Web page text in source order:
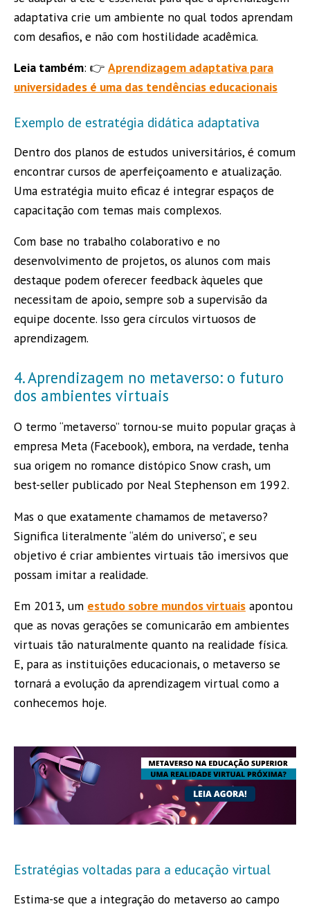
adaptativa crie um ambiente no qual todos aprendam
com desafios, e não com hostilidade acadêmica.
Leia também: 👉 Aprendizagem adaptativa para
universidades é uma das tendências educacionais
Exemplo de estratégia didática adaptativa
Dentro dos planos de estudos universitários, é comum
encontrar cursos de aperfeiçoamento e atualização.
Uma estratégia muito eficaz é integrar espaços de
capacitação com temas mais complexos.
Com base no trabalho colaborativo e no
desenvolvimento de projetos, os alunos com mais
destaque podem oferecer feedback àqueles que
necessitam de apoio, sempre sob a supervisão da
equipe docente. Isso gera círculos virtuosos de
aprendizagem.
4. Aprendizagem no metaverso: o futuro
dos ambientes virtuais
O termo “metaverso” tornou-se muito popular graças à
empresa Meta (Facebook), embora, na verdade, tenha
sua origem no romance distópico Snow crash, um
best-seller publicado por Neal Stephenson em 1992.
Mas o que exatamente chamamos de metaverso?
Significa literalmente “além do universo”, e seu
objetivo é criar ambientes virtuais tão imersivos que
possam imitar a realidade.
Em 2013, um estudo sobre mundos virtuais apontou
que as novas gerações se comunicarão em ambientes
virtuais tão naturalmente quanto na realidade física.
E, para as instituições educacionais, o metaverso se
tornará a evolução da aprendizagem virtual como a
conhecemos hoje.
Estratégias voltadas para a educação virtual
Estima-se que a integração do metaverso ao campo